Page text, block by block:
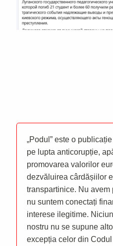
„Podul” este o
pe lupta anticorupție,
promovarea valorilor
dezvăluirea cârdășiilor
transpartinice. Nu
nu suntem conectați
interese ilegitime.
nostru nu se supune
excepția celor din Codul